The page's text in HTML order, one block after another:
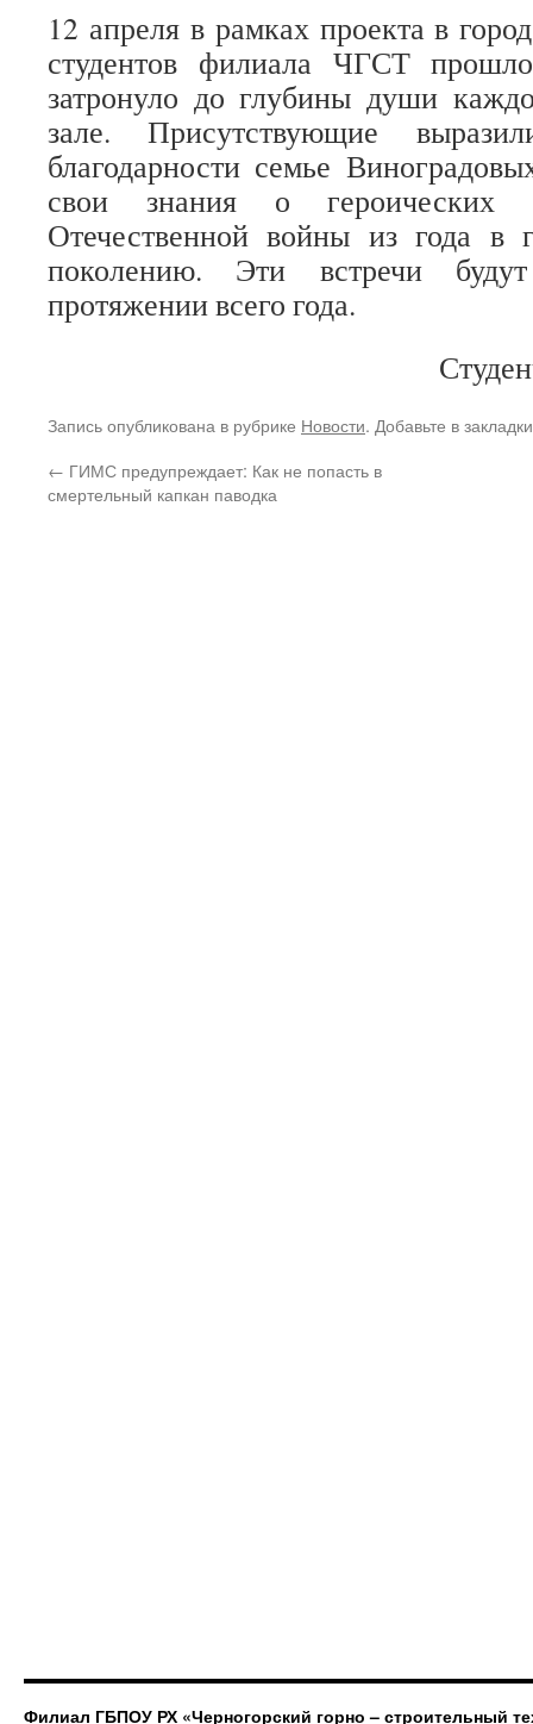
12 апреля в рамках проекта в
студентов филиала ЧГСТ
затронуло до глубины души
зале. Присутствующие
благодарности семье
свои знания о героических
Отечественной войны из года в
поколению. Эти встречи
протяжении всего года.
Запись опубликована в рубрике Новости. Добавьте в
← ГИМС предупреждает: Как не попасть в
смертельный капкан паводка
Филиал ГБПОУ РХ «Черногорский горно – строительный